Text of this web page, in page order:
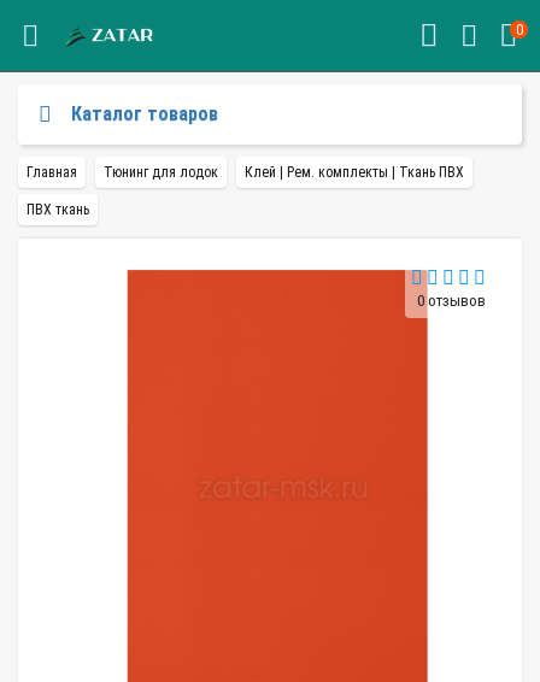
0
Каталог товаров
Главная Тюнинг для лодок Клей | Рем. комплекты | Ткань ПВХ
ПВХ ткань
0 отзывов